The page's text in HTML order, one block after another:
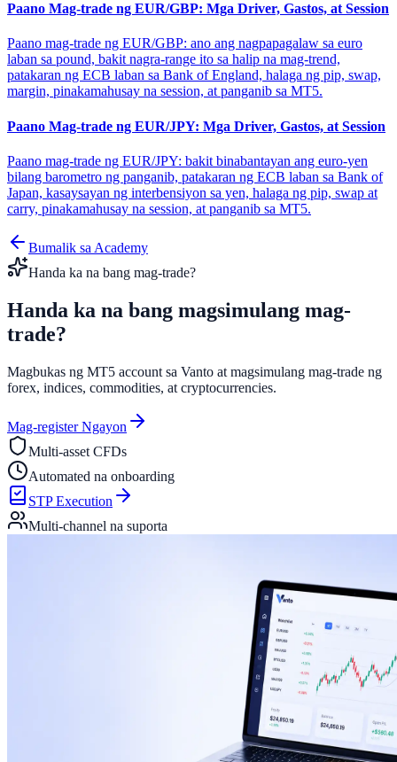
Paano Mag-trade ng EUR/GBP: Mga Driver, Gastos, at Session
Paano mag-trade ng EUR/GBP: ano ang nagpapagalaw sa euro
laban sa pound, bakit nagra-range ito sa halip na mag-trend,
patakaran ng ECB laban sa Bank of England, halaga ng pip, swap,
margin, pinakamahusay na session, at panganib sa MT5.
Paano Mag-trade ng EUR/JPY: Mga Driver, Gastos, at Session
Paano mag-trade ng EUR/JPY: bakit binabantayan ang euro-yen
bilang barometro ng panganib, patakaran ng ECB laban sa Bank of
Japan, kasaysayan ng interbensiyon sa yen, halaga ng pip, swap at
carry, pinakamahusay na session, at panganib sa MT5.
Bumalik sa Academy
Handa ka na bang mag-trade?
Handa ka na bang magsimulang mag-
trade?
Magbukas ng MT5 account sa Vanto at magsimulang mag-trade ng
forex, indices, commodities, at cryptocurrencies.
Mag-register Ngayon
Multi-asset CFDs
Automated na onboarding
STP Execution
Multi-channel na suporta